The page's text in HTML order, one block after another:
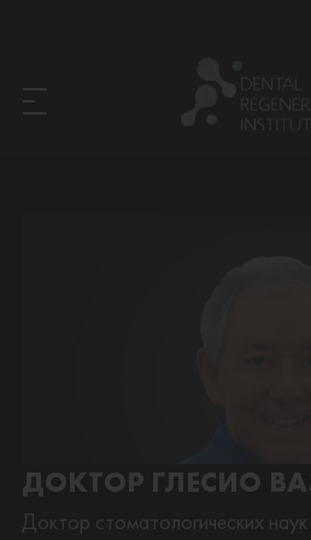
ДОКТОР ГЛЕСИО
Доктор стоматологических наук